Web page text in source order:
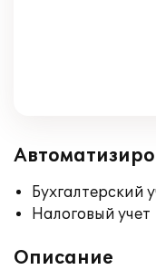
Бухгалтерский
Налоговый учет
Описание